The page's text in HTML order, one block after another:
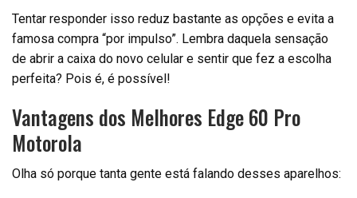
Tentar responder isso reduz bastante as opções e evita a
famosa compra “por impulso”. Lembra daquela sensação
de abrir a caixa do novo celular e sentir que fez a escolha
perfeita? Pois é, é possível!
Vantagens dos Melhores Edge 60 Pro
Motorola
Olha só porque tanta gente está falando desses aparelhos: